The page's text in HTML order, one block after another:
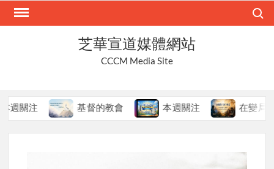
Skip
芝華宣道媒體網站
CCCM Media Site
注 基督的教會 本週關注 在變局中持守